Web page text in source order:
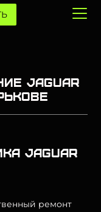
Jaguar
Jaguar
ремонт